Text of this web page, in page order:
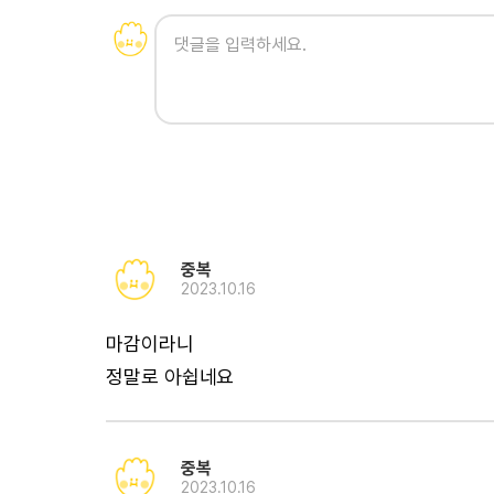
중복
2023.10.16
마감이라니
정말로 아쉽네요
중복
2023.10.16